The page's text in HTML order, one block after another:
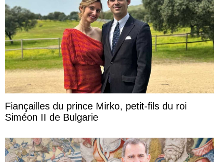
Fiançailles du prince Mirko, petit-fils du roi
Siméon II de Bulgarie